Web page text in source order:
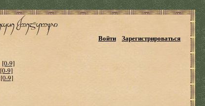
Войти Зарегистрироваться
[0-9]
[0-9]
[0-9]